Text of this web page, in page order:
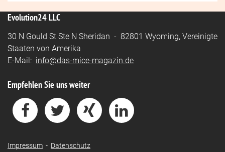
Evolution24 LLC
30 N Gould St Ste N Sheridan - 82801 Wyoming, Vereinigte
Staaten von Amerika
E-Mail: info@das-mice-magazin.de
Empfehlen Sie uns weiter
Impressum - Datenschutz